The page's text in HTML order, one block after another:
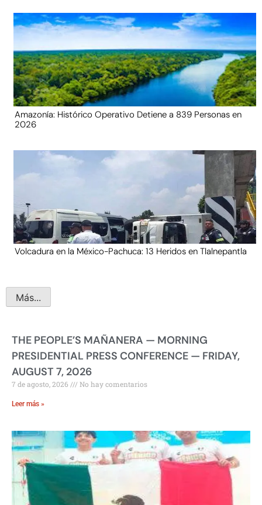
Amazonía: Histórico Operativo Detiene a 839 Personas en
2026
Volcadura en la México-Pachuca: 13 Heridos en Tlalnepantla
Más...
THE PEOPLE’S MAÑANERA — MORNING
PRESIDENTIAL PRESS CONFERENCE — FRIDAY,
AUGUST 7, 2026
7 de agosto, 2026 No hay comentarios
Leer más »